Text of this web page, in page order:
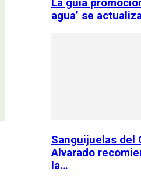
La guía
agua’ se
Sanguijuelas del
Alvarado
la…